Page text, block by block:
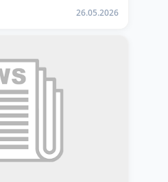
26.05.2026